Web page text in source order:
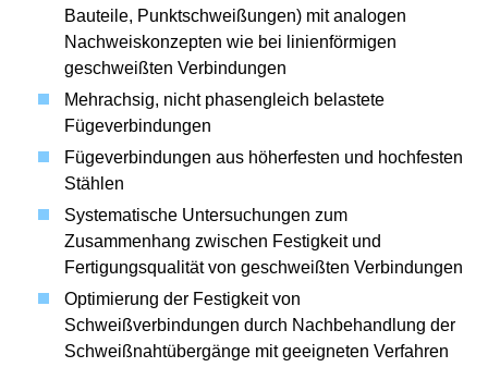
Bauteile, Punktschweißungen) mit analogen
Nachweiskonzepten wie bei linienförmigen
geschweißten Verbindungen
Mehrachsig, nicht phasengleich belastete
Fügeverbindungen
Fügeverbindungen aus höherfesten und hochfesten
Stählen
Systematische Untersuchungen zum
Zusammenhang zwischen Festigkeit und
Fertigungsqualität von geschweißten Verbindungen
Optimierung der Festigkeit von
Schweißverbindungen durch Nachbehandlung der
Schweißnahtübergänge mit geeigneten Verfahren